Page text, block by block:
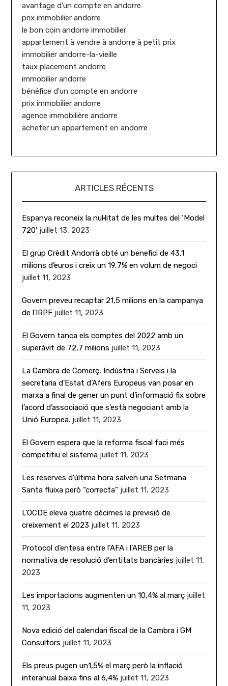
avantage d'un compte en andorre
prix immobilier andorre
le bon coin andorre immobilier
appartement à vendre à andorre à petit prix
immobilier andorre-la-vieille
taux placement andorre
immobilier andorre
bénéfice d'un compte en andorre
prix immobilier andorre
agence immobilière andorre
acheter un appartement en andorre
ARTICLES RÉCENTS
Espanya reconeix la nul·litat de les multes del ‘Model
720’ juillet 13, 2023
El grup Crèdit Andorrà obté un benefici de 43,1
milions d’euros i creix un 19,7% en volum de negoci
juillet 11, 2023
Govern preveu recaptar 21,5 milions en la campanya
de l’IRPF juillet 11, 2023
El Govern tanca els comptes del 2022 amb un
superàvit de 72,7 milions juillet 11, 2023
La Cambra de Comerç, Indústria i Serveis i la
secretaria d’Estat d’Afers Europeus van posar en
marxa a final de gener un punt d’informació fix sobre
l’acord d’associació que s’està negociant amb la
Unió Europea. juillet 11, 2023
El Govern espera que la reforma fiscal faci més
competitiu el sistema juillet 11, 2023
Les reserves d’última hora salven una Setmana
Santa fluixa però “correcta” juillet 11, 2023
L’OCDE eleva quatre dècimes la previsió de
creixement el 2023 juillet 11, 2023
Protocol d’entesa entre l’AFA i l’AREB per la
normativa de resolució d’entitats bancàries juillet 11,
2023
Les importacions augmenten un 10,4% al març juillet
11, 2023
Nova edició del calendari fiscal de la Cambra i GM
Consultors juillet 11, 2023
Els preus pugen un1,5% el març però la inflació
interanual baixa fins al 6,4% juillet 11, 2023